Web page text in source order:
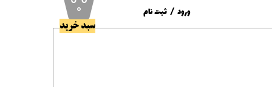
۰
سبد خرید
ورود / ثبت نام
حساب کاربری من